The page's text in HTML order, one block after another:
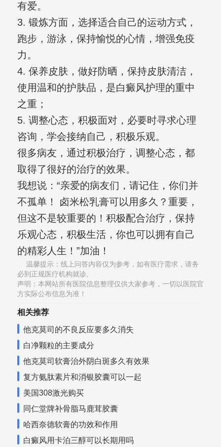
有爱。
3. 锻炼方面，选择适合自己的运动方式，
跑步，游泳，保持愉悦的心情，增强免疫
力。
4. 保养皮肤，做好防晒，保持皮肤清洁，
使用温和的护肤品，是白癜风护理的重中
之重；
5. 调整心态，积极面对，必要时寻求心理
咨询，学会接纳自己，积极乐观。
很多病友，通过积极治疗，调整心态，都
取得了很好的治疗的效果。
我想说：“亲爱的病友们，请记住，你们并
不孤单！ 卤米松乳膏可以用多久？重要，
但这不是较重要的！积极配合治疗，保持
乐观心态，积极生活，你也可以拥有自己
的精彩人生！”加油！
温馨提示：线上问答内容仅为参考，如有医疗需求，请务
必到正规医疗机构就诊,
声明：本网站所有医院信息整理仅供大家参考，一切以医院官
方实际公布信息为准！
相关推荐
他克莫司的不良反应要多久消失
白净颗粒的主要成分
他克莫司软膏治外阴白斑多久有效果
复方氨肽素片和消银胶囊可以一起
美国308激光购买
同仁堂牌补骨脂马鹿茸胶囊
哈西奈德软膏的功效和作用
白癜风用卡泊三醇可以长期用吗